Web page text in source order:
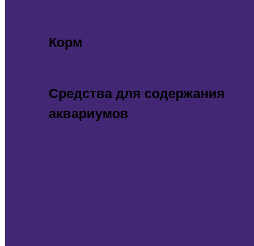
Корм
Средства для содержания
аквариумов